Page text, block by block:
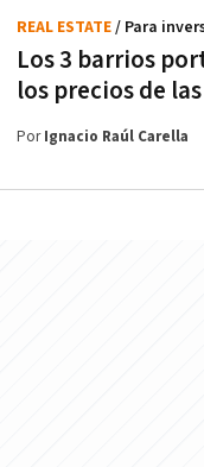
Los 3 barrios
los precios de
REAL ESTATE/ Para
PorIgnacio Raúl Carella